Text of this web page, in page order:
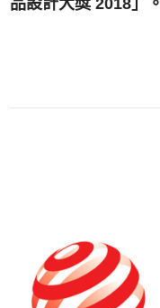
品設計大獎 2018」。